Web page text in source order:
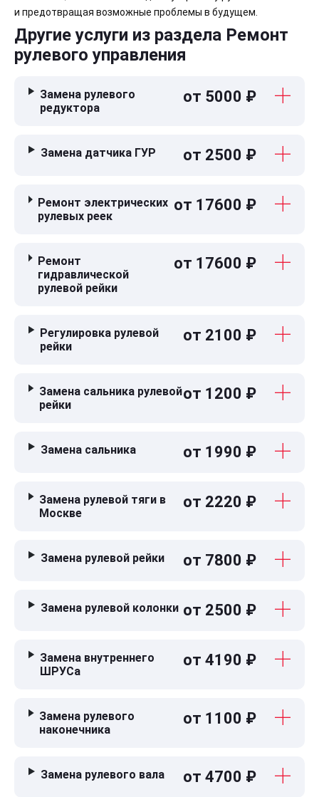
и предотвращая возможные проблемы в будущем.
Другие услуги из раздела Ремонт
рулевого управления
Замена рулевого
редуктора
от 5000 ₽
Замена датчика ГУР от 2500 ₽
Ремонт электрических
рулевых реек
от 17600 ₽
Ремонт
гидравлической
рулевой рейки
от 17600 ₽
Регулировка рулевой
рейки
от 2100 ₽
Замена сальника рулевой
рейки
от 1200 ₽
Замена сальника от 1990 ₽
Замена рулевой тяги в
Москве
от 2220 ₽
Замена рулевой рейки от 7800 ₽
Замена рулевой колонки от 2500 ₽
Замена внутреннего
ШРУСа
от 4190 ₽
Замена рулевого
наконечника
от 1100 ₽
Замена рулевого вала от 4700 ₽